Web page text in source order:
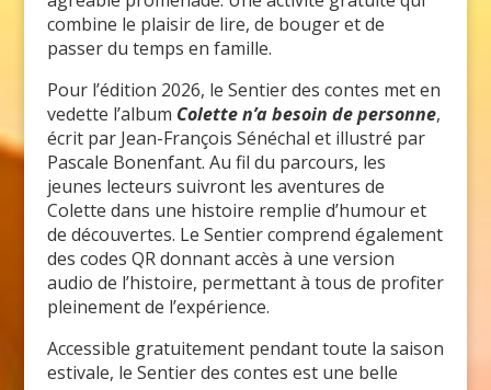
combine le plaisir de lire, de bouger et de
passer du temps en famille.
Pour l’édition 2026, le Sentier des contes met en
vedette l’album Colette n’a besoin de personne,
écrit par Jean-François Sénéchal et illustré par
Pascale Bonenfant. Au fil du parcours, les
jeunes lecteurs suivront les aventures de
Colette dans une histoire remplie d’humour et
de découvertes. Le Sentier comprend également
des codes QR donnant accès à une version
audio de l’histoire, permettant à tous de profiter
pleinement de l’expérience.
Accessible gratuitement pendant toute la saison
estivale, le Sentier des contes est une belle